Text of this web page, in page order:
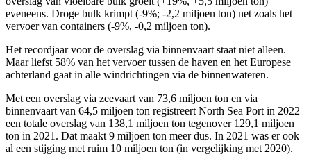
eveneens. Droge bulk krimpt (-9%; -2,2 miljoen ton) net zoals het
vervoer van containers (-9%, -0,2 miljoen ton).
Het recordjaar voor de overslag via binnenvaart staat niet alleen.
Maar liefst 58% van het vervoer tussen de haven en het Europese
achterland gaat in alle windrichtingen via de binnenwateren.
Met een overslag via zeevaart van 73,6 miljoen ton en via
binnenvaart van 64,5 miljoen ton registreert North Sea Port in 2022
een totale overslag van 138,1 miljoen ton tegenover 129,1 miljoen
ton in 2021. Dat maakt 9 miljoen ton meer dus. In 2021 was er ook
al een stijging met ruim 10 miljoen ton (in vergelijking met 2020).